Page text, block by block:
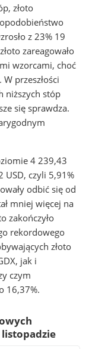
złoto
z 23% 19
zareagowało
wzorcami, choć
przeszłości
niższych stóp
się sprawdza.
4 239,43
USD, czyli 5,91%
odbić się od
mniej więcej na
zakończyło
rekordowego
złoto
jak i
czym
o 16,37%.
listopadzie